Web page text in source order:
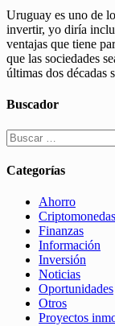
Uruguay es uno de
invertir, yo diría
ventajas que tiene
que las sociedades
últimas dos
Buscador
Buscar:
Categorías
Ahorro
Criptomonedas
Finanzas
Información
Inversión
Noticias
Oportunidades
Otros
Proyectos